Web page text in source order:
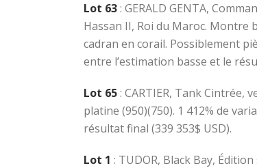
Lot 63: GERALD GENTA,
Hassan II, Roi du Maroc. Montre
cadran en corail. Possiblement
entre l’estimation basse et le
Lot 65: CARTIER, Tank Cintrée,
platine (950)(750). 1 412% de
résultat final (339 353$ USD).
Lot 1 : TUDOR, Black Bay,